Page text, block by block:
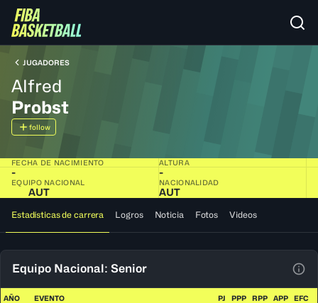
JUGADORES
Alfred
Probst
follow
FECHA DE NACIMIENTO
-
ALTURA
-
EQUIPO NACIONAL
AUT
NACIONALIDAD
AUT
Estadísticas de carrera Logros Noticia Fotos Videos
Equipo Nacional: Senior
AÑO EVENTO PJ PPP RPP APP EFC